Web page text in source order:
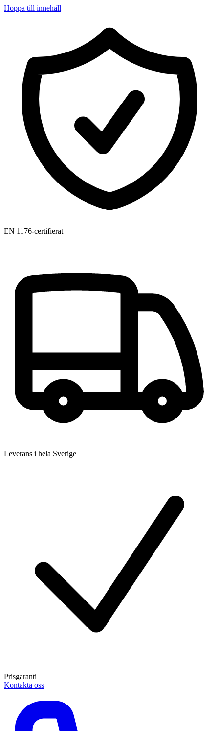
Hoppa till innehåll
EN 1176-certifierat
Leverans i hela Sverige
Prisgaranti
Kontakta oss